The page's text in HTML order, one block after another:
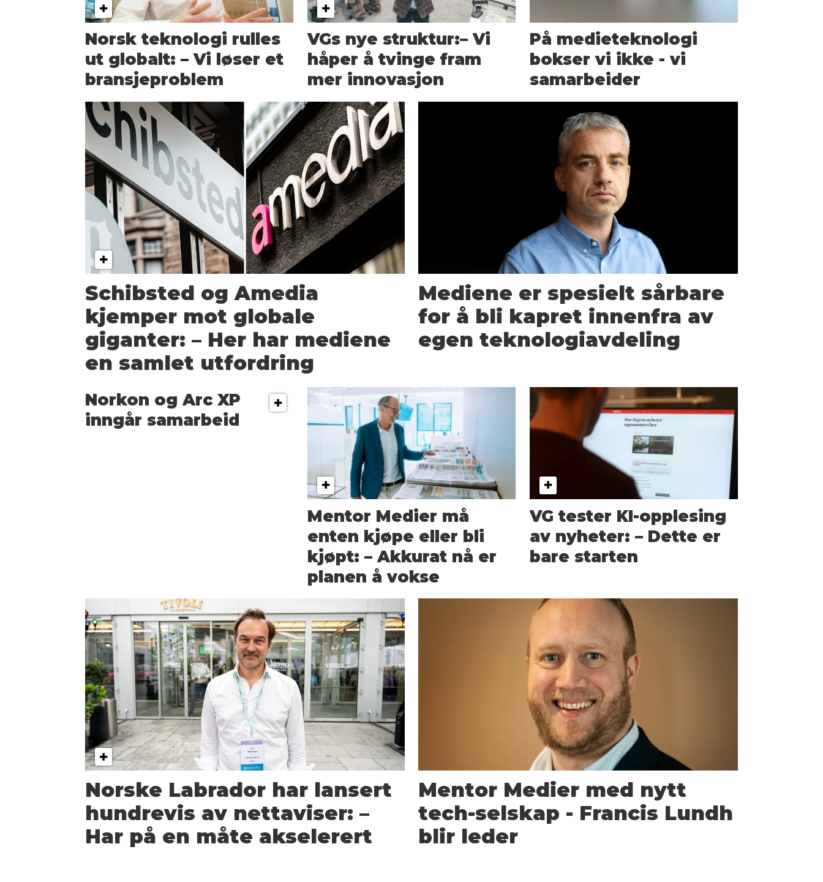
Norsk teknologi rulles
ut globalt: – Vi løser et
bransjeproblem
VGs nye struktur:– Vi
håper å tvinge fram
mer innovasjon
På medieteknologi
bokser vi ikke - vi
samarbeider
Schibsted og Amedia
kjemper mot globale
giganter: – Her har mediene
en samlet utfordring
Mediene er spesielt sårbare
for å bli kapret innenfra av
egen teknologiavdeling
Norkon og Arc XP
inngår samarbeid
Mentor Medier må
enten kjøpe eller bli
kjøpt: – Akkurat nå er
planen å vokse
VG tester KI-opplesing
av nyheter: – Dette er
bare starten
Norske Labrador har lansert
hundrevis av nettaviser: –
Har på en måte akselerert
Mentor Medier med nytt
tech-selskap - Francis Lundh
blir leder